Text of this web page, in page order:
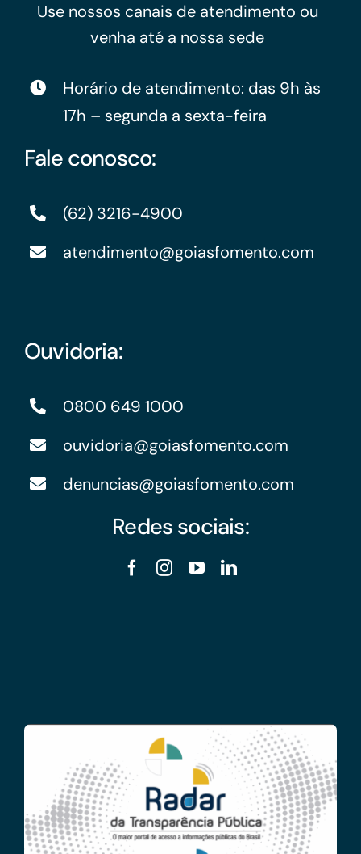
Use nossos canais de atendimento ou
venha até a nossa sede
Horário de atendimento: das 9h às
17h – segunda a sexta-feira
Fale conosco:
(62) 3216-4900
atendimento@goiasfomento.com
Ouvidoria:
0800 649 1000
ouvidoria@goiasfomento.com
denuncias@goiasfomento.com
Redes sociais: